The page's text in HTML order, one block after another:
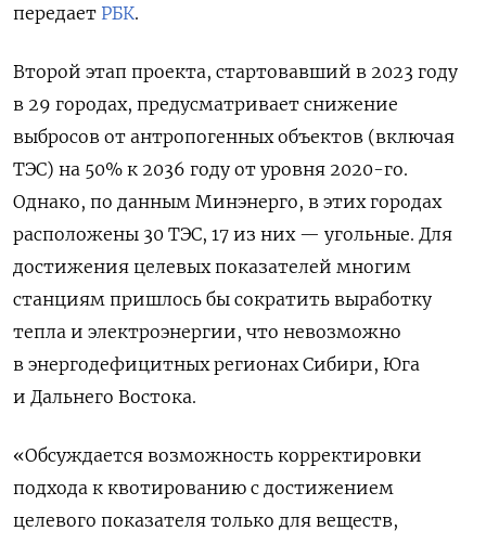
передает РБК.
Второй этап проекта, стартовавший в 2023 году
в 29 городах, предусматривает снижение
выбросов от антропогенных объектов (включая
ТЭС) на 50% к 2036 году от уровня 2020-го.
Однако, по данным Минэнерго, в этих городах
расположены 30 ТЭС, 17 из них — угольные. Для
достижения целевых показателей многим
станциям пришлось бы сократить выработку
тепла и электроэнергии, что невозможно
в энергодефицитных регионах Сибири, Юга
и Дальнего Востока.
«Обсуждается возможность корректировки
подхода к квотированию с достижением
целевого показателя только для веществ,